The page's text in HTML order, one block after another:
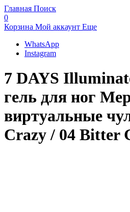
Главная Поиск
0
Корзина Мой аккаунт Еще
WhatsApp
Instagram
7 DAYS
гель для ног
виртуальные
Crazy / 04 Bitter